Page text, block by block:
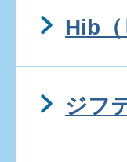
Hib（
ジフ